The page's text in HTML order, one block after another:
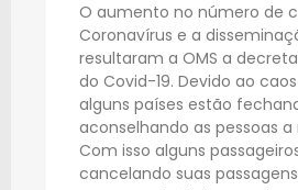
O aumento no número de
Coronavírus e a
resultaram a OMS a
do Covid-19. Devido ao
alguns países estão
aconselhando as pessoas
Com isso alguns
cancelando suas